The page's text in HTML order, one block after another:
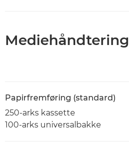
Mediehåndtering
Papirfremføring (standard)
250-arks kassette
100-arks universalbakke